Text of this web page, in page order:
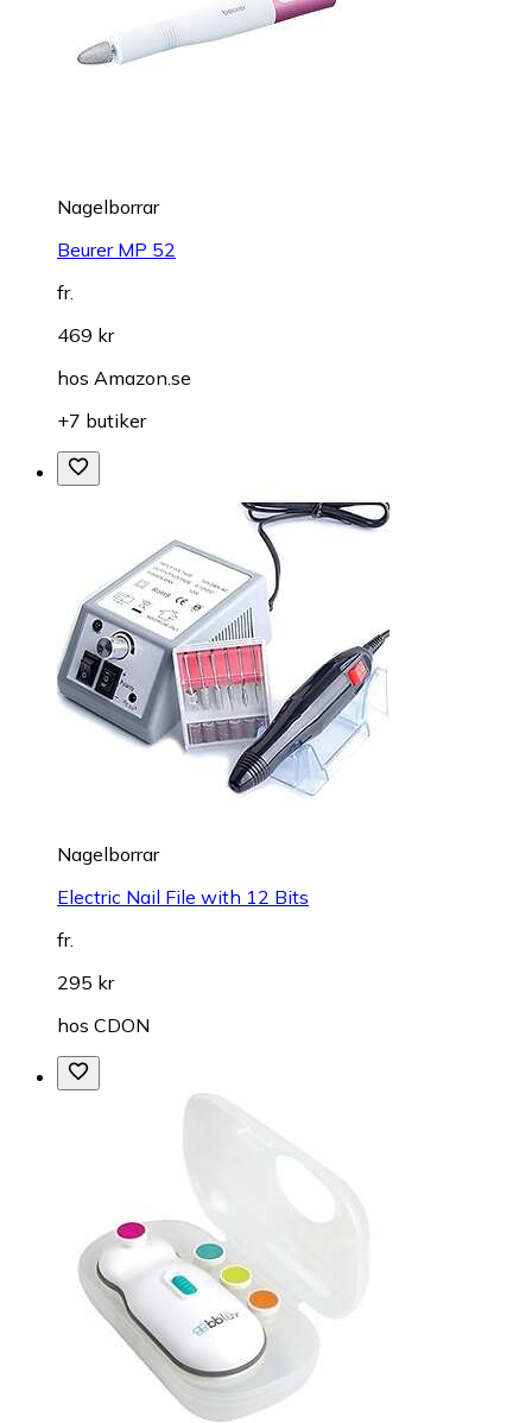
Nagelborrar
Beurer MP 52
fr.
469 kr
hos Amazon.se
+7 butiker
Nagelborrar
Electric Nail File with 12 Bits
fr.
295 kr
hos CDON